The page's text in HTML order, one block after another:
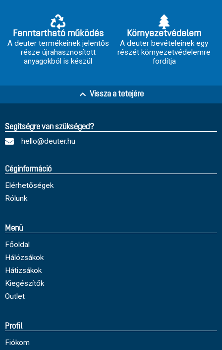
Fenntartható működés
A deuter termékeinek jelentős
része újrahasznosított
anyagokból is készül
Környezetvédelem
A deuter bevételeinek egy
részét környezetvédelemre
fordítja
Vissza a tetejére
Segítségre van szükséged?
hello@deuter.hu
Céginformáció
Elérhetőségek
Rólunk
Menü
Főoldal
Hálózsákok
Hátizsákok
Kiegészítők
Outlet
Profil
Fiókom